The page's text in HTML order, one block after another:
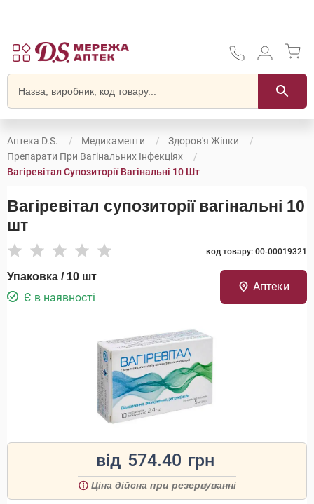
Аптека D.S. Медикаменти
Здоров'я Жінки
Препарати При Вагінальних Інфекціях
Вагіревітал Супозиторії Вагінальні 10 Шт
Вагіревітал супозиторії вагінальні 10
шт
код товару: 00-00019321
Упаковка / 10 шт
Є в наявності
Аптеки
від 574.40 грн
Ціна дійсна при резервуванні